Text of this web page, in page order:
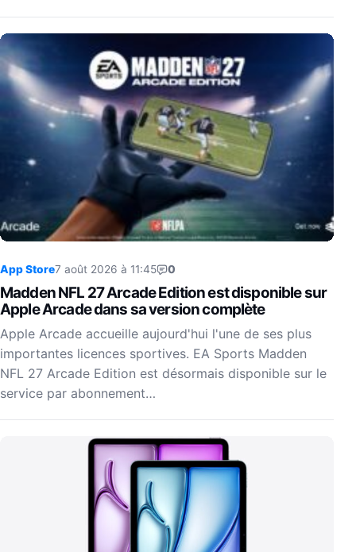
App Store7 août 2026 à 11:45 0
Madden NFL 27 Arcade Edition est disponible sur
Apple Arcade dans sa version complète
Apple Arcade accueille aujourd'hui l'une de ses plus
importantes licences sportives. EA Sports Madden
NFL 27 Arcade Edition est désormais disponible sur le
service par abonnement…